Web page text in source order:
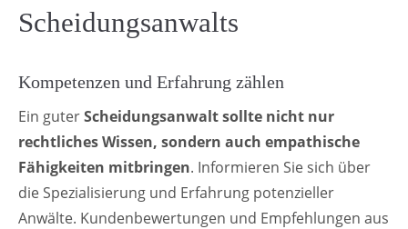
Scheidungsanwalts
Kompetenzen und Erfahrung zählen
Ein guterScheidungsanwalt sollte nicht nur
rechtliches Wissen, sondern auch empathische
Fähigkeiten mitbringen. Informieren Sie sich über
die Spezialisierung und Erfahrung potenzieller
Anwälte. Kundenbewertungen und Empfehlungen aus